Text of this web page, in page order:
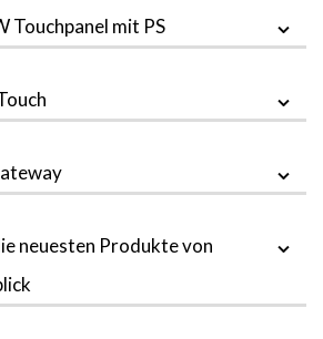
Touchpanel mit PS
neuesten Produkte von